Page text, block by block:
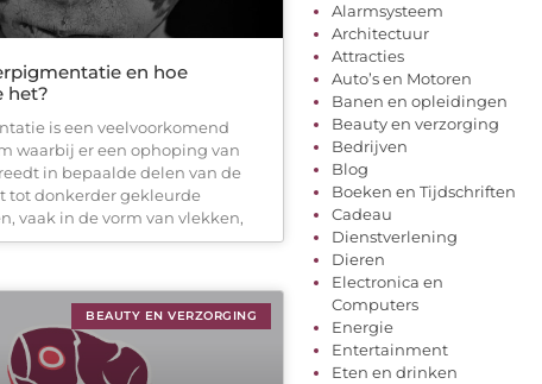
en hoe
het?
is een veelvoorkomend
waarbij er een ophoping van
in bepaalde delen van de
tot donkerder gekleurde
vaak in de vorm van vlekken,
BEAUTY EN VERZORGING
Alarmsysteem
Architectuur
Attracties
Auto’s en Motoren
Banen en opleidingen
Beauty en verzorging
Bedrijven
Blog
Boeken en Tijdschriften
Cadeau
Dienstverlening
Dieren
Electronica en
Computers
Energie
Entertainment
Eten en drinken